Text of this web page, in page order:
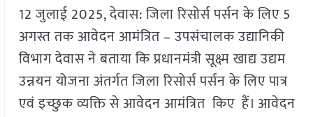
12 जुलाई 2025, देवास: जिला रिसोर्स पर्सन के लिए 5
अगस्त तक आवेदन आमंत्रित – उपसंचालक उद्यानिकी
विभाग देवास ने बताया कि प्रधानमंत्री सूक्ष्म खाद्य उद्यम
उन्नयन योजना अंतर्गत जिला रिसोर्स पर्सन के लिए पात्र
एवं इच्छुक व्यक्ति से आवेदन आमंत्रित किए हैं। आवेदन